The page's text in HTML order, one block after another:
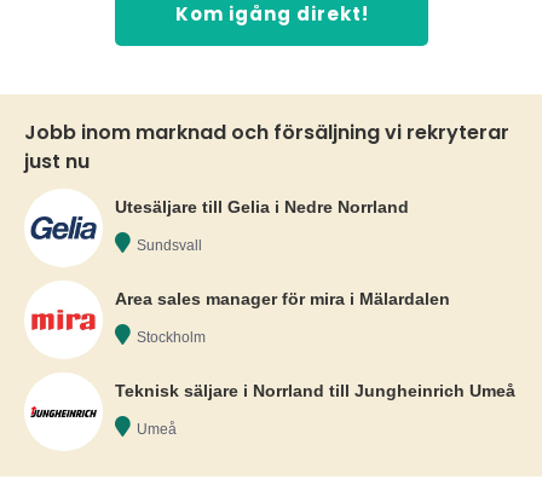
Kom igång direkt!
Jobb inom marknad och försäljning vi rekryterar
just nu
Utesäljare till Gelia i Nedre Norrland
Sundsvall
Area sales manager för mira i Mälardalen
Stockholm
Teknisk säljare i Norrland till Jungheinrich Umeå
Umeå